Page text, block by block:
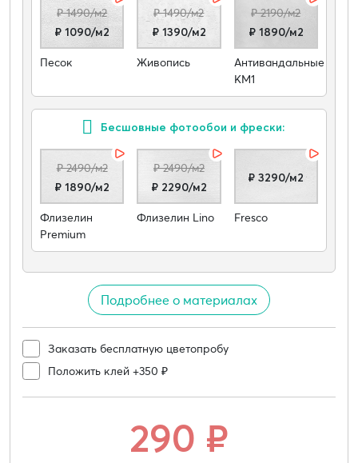
₽ 1490/м2
₽ 1090/м2
Песок
₽ 1490/м2
₽ 1390/м2
Живопись
₽ 2190/м2
₽ 1890/м2
Антивандальные
КМ1
Бесшовные фотообои и фрески:
₽ 2490/м2
₽ 1890/м2
Флизелин
Premium
₽ 2490/м2
₽ 2290/м2
Флизелин Lino
₽ 3290/м2
Fresco
Подробнее о материалах
Заказать бесплатную цветопробу
Положить клей +350 ₽
290 ₽